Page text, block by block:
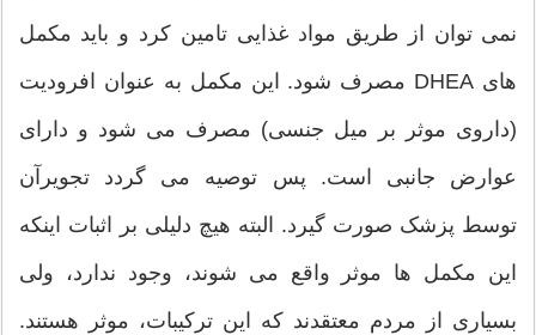
نمی توان از طریق مواد غذایی تامین کرد و باید مکمل
های DHEA مصرف شود. این مکمل به عنوان افرودیت
(داروی موثر بر میل جنسی) مصرف می شود و دارای
عوارض جانبی است. پس توصیه می گردد تجویرآن
توسط پزشک صورت گیرد. البته هیچ دلیلی بر اثبات اینکه
این مکمل ها موثر واقع می شوند، وجود ندارد، ولی
بسیاری از مردم معتقدند که این ترکیبات، موثر هستند.